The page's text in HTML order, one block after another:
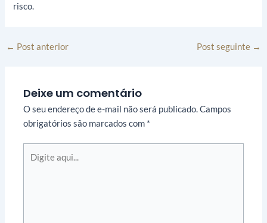
risco.
← Post anterior Post seguinte →
Deixe um comentário
O seu endereço de e-mail não será publicado.Campos
obrigatórios são marcados com *
aqui...